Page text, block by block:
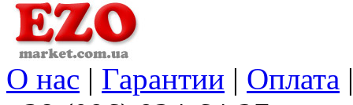
О нас | Гарантии | Оплата